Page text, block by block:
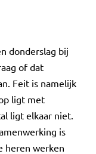
donderslag bij
of dat
Feit is namelijk
ligt met
ligt elkaar niet.
is
heren werken